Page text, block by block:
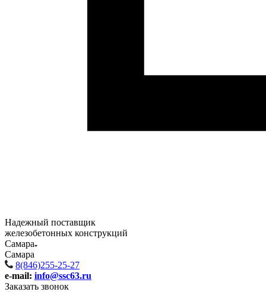
Надежный поставщик
железобетонных конструкций
Самара
Самара
8(846)255-25-27
e-mail: info@ssc63.ru
Заказать звонок